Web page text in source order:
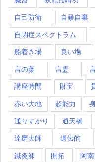
自己防衛 自暴自棄
自閉症スペクトラム
船着き場 良い場
言の葉 言霊
講座時間 財宝
赤い大地 超能力
通りすがり 通天橋
達磨大師 遺伝的
鍼灸師 開拓 阿